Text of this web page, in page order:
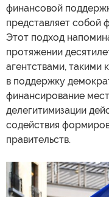
финансовой
представляет собой
Этот подход
протяжении
агентствами, такими
в поддержку
финансирование
делегитимизации
содействия
правительств.